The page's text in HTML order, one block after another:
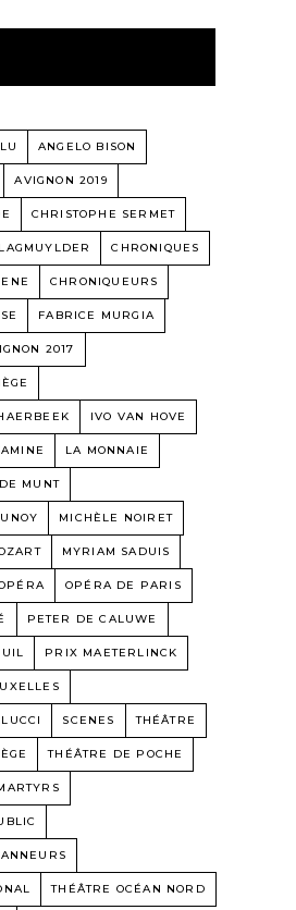
ANGELO BISON
AVIGNON 2019
CHRISTOPHE SERMET
CHRONIQUES
CHRONIQUEURS
FABRICE MURGIA
2017
IVO VAN HOVE
LA MONNAIE
MUNT
MICHÈLE NOIRET
MYRIAM SADUIS
OPÉRA DE PARIS
PETER DE CALUWE
PRIX MAETERLINCK
SCENES THÉÂTRE
THÉÂTRE DE POCHE
THÉÂTRE OCÉAN NORD